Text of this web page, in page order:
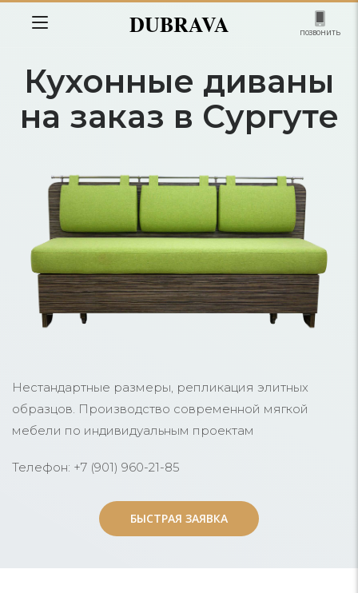
DUBRAVA позвонить
Кухонные диваны
на заказ в Сургуте
Нестандартные размеры, репликация элитных
образцов. Производство современной мягкой
мебели по индивидуальным проектам
Телефон: +7 (901) 960-21-85
БЫСТРАЯ ЗАЯВКА
БЫСТРАЯ ЗАЯВКА